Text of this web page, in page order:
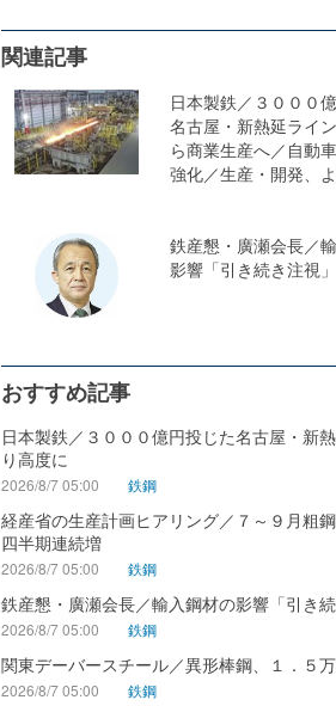
関連記事
日本製鉄／３０００
名古屋・新熱延ライ
ら商業生産へ／自動
強化／生産・開発、
鉄産懇・廣瀬会長／
影響「引き続き注視」
おすすめ記事
日本製鉄／３０００億円投じた名古屋・新
り高度に
2026/8/7 05:00 鉄鋼
経産省の生産計画ヒアリング／７～９月粗
四半期連続増
2026/8/7 05:00 鉄鋼
鉄産懇・廣瀬会長／輸入鋼材の影響「引き続
2026/8/7 05:00 鉄鋼
関東デーバースチール／異形棒鋼、１．５
2026/8/7 05:00 鉄鋼